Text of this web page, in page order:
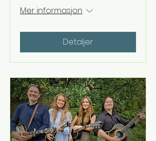
Mer informasjon
Detaljer